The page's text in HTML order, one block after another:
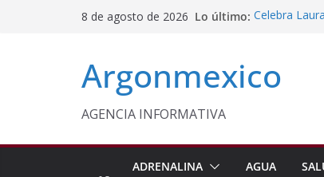
8 de agosto de 2026 Lo último: Celebra
PT Solicita
Procesan a
Argonmexico
AGENCIA INFORMATIVA
ADRENALINA AGUA